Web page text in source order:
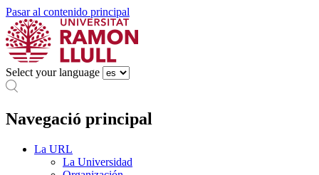
Pasar al contenido principal
Select your language
Navegació principal
La URL
La Universidad